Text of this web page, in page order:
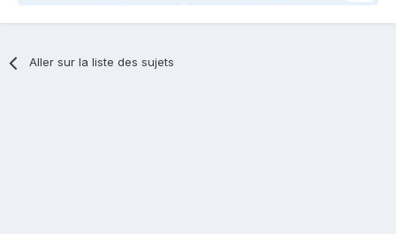
Aller sur la liste des sujets